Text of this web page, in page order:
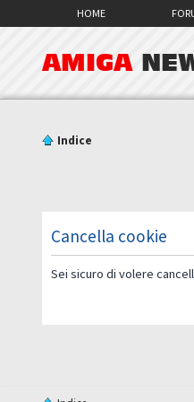
HOME
AMIGA
Indice
Cancella cookie
Sei sicuro di volere